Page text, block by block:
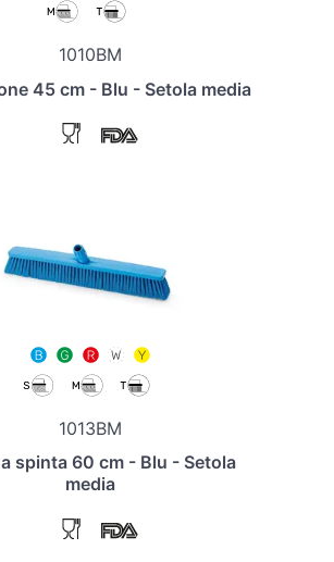
1010BM
45 cm - Blu - Setola media
1013BM
spinta 60 cm - Blu - Setola
media